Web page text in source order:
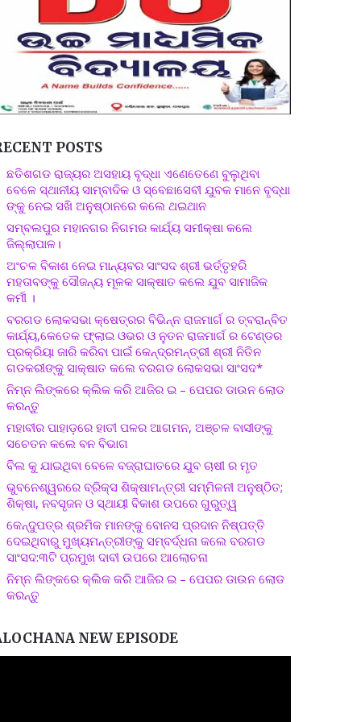
POSTS
ଛତିଶଗଡ ରାଜ୍ୟର ଅସହାୟ ବୃଦ୍ଧା ଏଣେତେଣେ ବୁଲୁଥିବା
ବେଳେ ସ୍ଥାନୀୟ ସାମ୍ବାଦିକ ଓ ସ୍ବେଛାସେବୀ ଯୁବକ ମାନେ ବୃଦ୍ଧା
ଙ୍କୁ ନେଇ ସଖି ଅନୁଷ୍ଠାନରେ କଲେ ଥଇଥାନ
ସମ୍ବଲପୁର ମହାନଗର ନିଗମର କାର୍ଯ୍ୟ ସମୀକ୍ଷା କଲେ
ଜିଲ୍ଲାପାଳ।
ଅଂଚଳ ବିକାଶ ନେଇ ମାନ୍ୟବର ସାଂସଦ ଶ୍ରୀ ଭର୍ତ୍ତୃହରି
ମହତାବଙ୍କୁ ସୌଜନ୍ୟ ମୂଳକ ସାକ୍ଷାତ କଲେ ଯୁବ ସାମାଜିକ
କର୍ମୀ ।
ବରଗଡ ଲୋକସଭା କ୍ଷେତ୍ରର ବିଭିନ୍ନ ରାଜମାର୍ଗ ର ତ୍ବରାନ୍ବିତ
କାର୍ଯ୍ୟ,କେତେକ ଫ୍ଲାଇ ଓଭର ଓ ନୁତନ ରାଜମାର୍ଗ ର ଟେଣ୍ଡର
ପ୍ରକ୍ରିୟା ଜାରି କରିବା ପାଇଁ କେନ୍ଦ୍ରମନ୍ତ୍ରୀ ଶ୍ରୀ ନିତିନ
ଗଡକରୀଙ୍କୁ ସାକ୍ଷାତ କଲେ ବରଗଡ ଲୋକସଭା ସାଂସଦ*
ନିମ୍ନ ଲିଙ୍କରେ କ୍ଲିକ କରି ଆଜିର ଇ – ପେପର ଡାଉନ ଲୋଡ
କରନ୍ତୁ
ମହାବୀର ପାହାଡ଼ରେ ହାତୀ ପଳର ଆଗମନ, ଅଞ୍ଚଳ ବାସୀଙ୍କୁ
ସଚେତନ କଲେ ବନ ବିଭାଗ
ବିଲ କୁ ଯାଇଥିବା ବେଳେ ବଜ୍ରାଘାତରେ ଯୁବ ଚାଷୀ ର ମୃତ
ଭୁବନେଶ୍ୱରରେ ବ୍ରିକ୍ସ ଶିକ୍ଷାମନ୍ତ୍ରୀ ସମ୍ମିଳନୀ ଅନୁଷ୍ଠିତ;
ଶିକ୍ଷା, ନବସୃଜନ ଓ ସ୍ଥାୟୀ ବିକାଶ ଉପରେ ଗୁରୁତ୍ୱ
କେନ୍ଦୁପତ୍ର ଶ୍ରମିକ ମାନଙ୍କୁ ବୋନସ ପ୍ରଦାନ ନିଷ୍ପତ୍ତି
ଦେଇଥିବାରୁ ମୁଖ୍ୟମନ୍ତ୍ରୀଙ୍କୁ ସମ୍ବର୍ଦ୍ଧନା କଲେ ବରଗଡ
ସାଂସଦ:୩ଟି ପ୍ରମୁଖ ଦାବୀ ଉପରେ ଆଲୋଚନା
ନିମ୍ନ ଲିଙ୍କରେ କ୍ଲିକ କରି ଆଜିର ଇ – ପେପର ଡାଉନ ଲୋଡ
କରନ୍ତୁ
NEW EPISODE